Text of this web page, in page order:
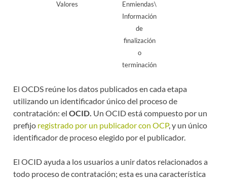
Valores
Enmiendas\
Información
de
finalización
o
terminación
El OCDS reúne los datos publicados en cada etapa
utilizando un identificador único del proceso de
contratación: el OCID. Un OCID está compuesto por un
prefijo registrado por un publicador con OCP, y un único
identificador de proceso elegido por el publicador.
El OCID ayuda a los usuarios a unir datos relacionados a
todo proceso de contratación; esta es una característica